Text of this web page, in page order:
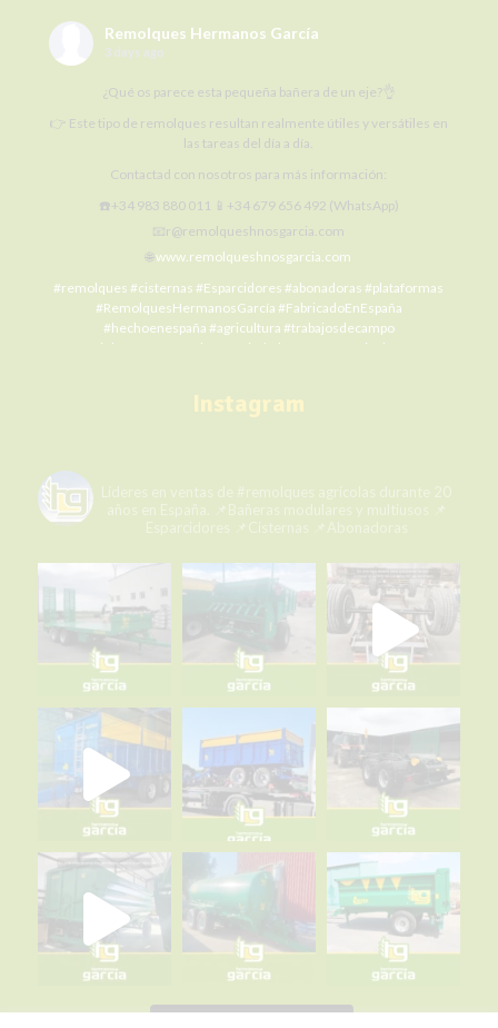
Remolques Hermanos García
3 days ago
¿Qué os parece esta pequeña bañera de un eje?👌
👉 Este tipo de remolques resultan realmente útiles y versátiles en
las tareas del día a día.
Contactad con nosotros para más información:
☎️+34 983 880 011 📱+34 679 656 492 (WhatsApp)
📧r@remolqueshnosgarcia.com
🌐www.remolqueshnosgarcia.com
#remolques #cisternas #Esparcidores #abonadoras #plataformas
#RemolquesHermanosGarcía #FabricadoEnEspaña
#hechoenespaña #agricultura #trabajosdecampo
#SiElCampoNoProduceLaCiudadNoCome
#agriculture
#agro #ElCampoNoPara
View on Facebook
Remolques Hermanos García
Cerrando el día con la mejor vista y la mejor mercancía. ¡Momento
perfecto para unas fotos espectaculares! 🌇📸
Gracias a Fernando Paramo 🚜🌄
Contactad con nosotros para más información:
📧r@remolqueshnosgarcia.com
🌐www.remolqueshnosgarcia.com
#remolques
#cisternas#Esparcidores#abonadoras
#plataformas
#plataformacerrada
#RemolquesHermanosGarcía
#FabricadoEnEspaña
#hechoenespaña
#agricultura
#SiElCampoNoProduceLaCiudadNoCome
#agriculture
#MaquinariaAgrícola
#alquilermaquinariaagrícola#alquilerremolques #alquílame
#siembra#cosecha #Fertilización #RHG #ElCampoNoPara
Photo
View on Facebook
Instagram
Líderes en ventas de #remolques agrícolas durante 20
años en España.
📌Bañeras modulares y multiusos
📌
Esparcidores
📌Cisternas 📌Abonadoras